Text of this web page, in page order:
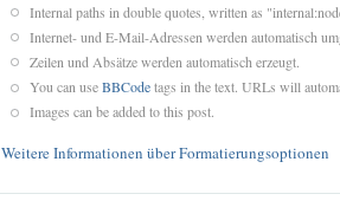
Internal paths in double quotes, written as
Internet- und E-Mail-Adressen werden automatisch
Zeilen und Absätze werden automatisch erzeugt.
You can useBBCodetags in the text. URLs will
Images can be added to this post.
Weitere Informationen über Formatierungsoptionen